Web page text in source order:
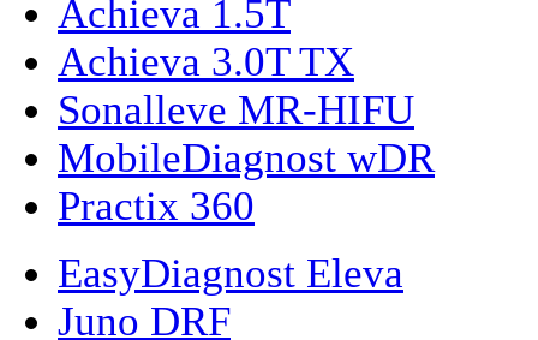
Achieva 1.5T
Achieva 3.0T TX
Sonalleve MR-HIFU
MobileDiagnost wDR
Practix 360
EasyDiagnost Eleva
Juno DRF